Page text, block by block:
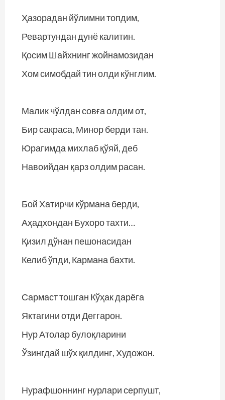
Ҳазорадан йўлимни топдим,
Ревартундан дунё калитин.
Қосим Шайхнинг жойнамозидан
Хом симобдай тин олди кўнглим.
Малик чўлдан совға олдим от,
Бир сакраса, Минор берди тан.
Юрагимда михлаб қўяй, деб
Навоийдан қарз олдим расан.
Бой Хатирчи кўрмана берди,
Аҳадхондан Бухоро тахти…
Қизил дўнан пешонасидан
Келиб ўпди, Кармана бахти.
Сармаст тошган Кўҳак дарёга
Яктагини отди Деггарон.
Нур Атолар булоқларини
Ўзингдай шўх қилдинг, Художон.
Нурафшоннинг нурлари серпушт,